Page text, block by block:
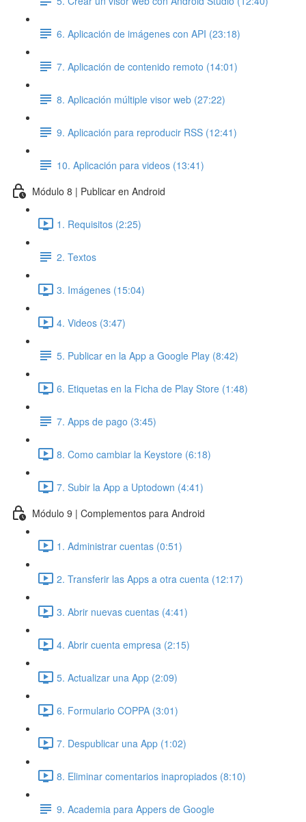
6. Aplicación de imágenes con API (23:18)
7. Aplicación de contenido remoto (14:01)
8. Aplicación múltiple visor web (27:22)
9. Aplicación para reproducir RSS (12:41)
10. Aplicación para videos (13:41)
Módulo 8 | Publicar en Android
1. Requisitos (2:25)
2. Textos
3. Imágenes (15:04)
4. Videos (3:47)
5. Publicar en la App a Google Play (8:42)
6. Etiquetas en la Ficha de Play Store (1:48)
7. Apps de pago (3:45)
8. Como cambiar la Keystore (6:18)
7. Subir la App a Uptodown (4:41)
Módulo 9 | Complementos para Android
1. Administrar cuentas (0:51)
2. Transferir las Apps a otra cuenta (12:17)
3. Abrir nuevas cuentas (4:41)
4. Abrir cuenta empresa (2:15)
5. Actualizar una App (2:09)
6. Formulario COPPA (3:01)
7. Despublicar una App (1:02)
8. Eliminar comentarios inapropiados (8:10)
9. Academia para Appers de Google